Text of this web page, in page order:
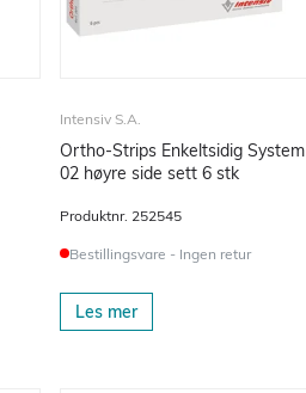
Intensiv S.A.
Ortho-Strips Enkeltsidig System
02 høyre side sett 6 stk
Produktnr. 252545
Bestillingsvare - Ingen retur
Les mer